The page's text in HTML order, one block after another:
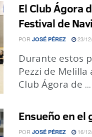
El Club Ágora
Festival de
POR JOSÉ PÉREZ 23/
Durante estos
Pezzi de Melilla
Club Ágora de ...
Ensueño en el
POR JOSÉ PÉREZ 16/